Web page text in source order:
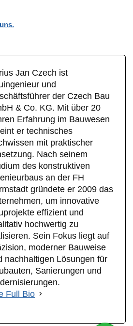
Jan Czech ist
und
der Czech Bau
& Co. KG. Mit über 20
Erfahrung im Bauwesen
er technisches
mit praktischer
Nach seinem
des konstruktiven
an der FH
gründete er 2009 das
um innovative
effizient und
hochwertig zu
Sein Fokus liegt auf
moderner Bauweise
nachhaltigen Lösungen für
Sanierungen und
Full Bio